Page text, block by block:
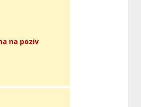
na poziv